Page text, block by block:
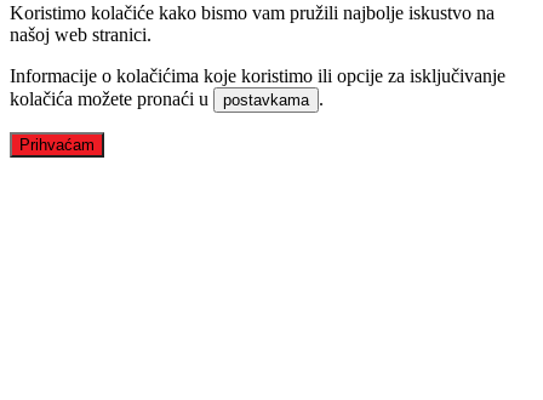
Koristimo kolačiće kako bismo vam pružili najbolje iskustvo na
našoj web stranici.
Informacije o kolačićima koje koristimo ili opcije za isključivanje
kolačića možete pronaći u
postavkama .
Prihvaćam